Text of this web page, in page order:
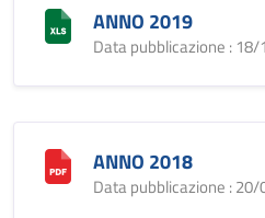
ANNO 2019
Data pubblicazione :
ANNO 2018
Data pubblicazione :